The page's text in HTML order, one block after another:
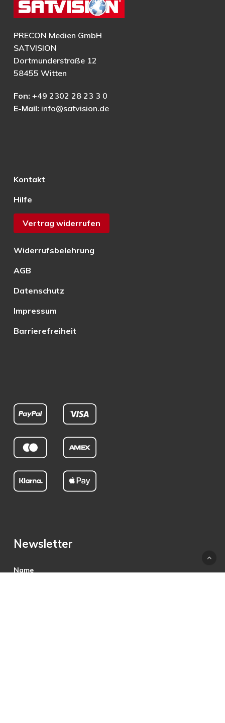
PRECON Medien GmbH
SATVISION
Dortmunderstraße 12
58455 Witten
Fon: +49 2302 28 23 3 0
E-Mail: info@satvision.de
Kontakt
Hilfe
Vertrag widerrufen
Widerrufsbelehrung
AGB
Datenschutz
Impressum
Barrierefreiheit
Newsletter
Name